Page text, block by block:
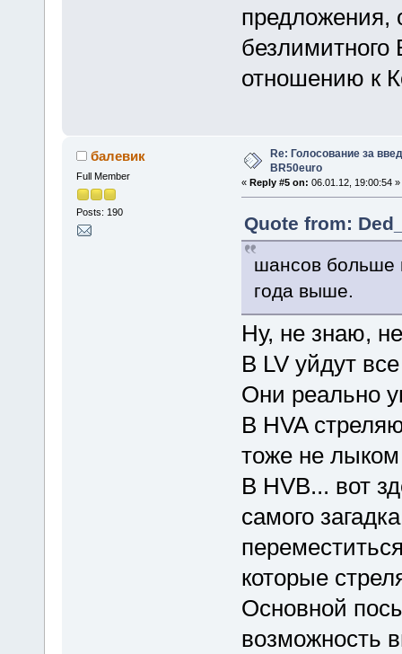
предложения,
безлимитного
отношению к
балевик
Full Member
Posts: 190
Re: Голосование за
BR50euro
« Reply #5 on: 06.01.12, 19:00:54 »
Quote from:
шансов больше
года выше.
Ну, не знаю,
В LV уйдут
Они реально
В HVA
тоже не
B HVB... вот
самого
которые
Основной
возможность